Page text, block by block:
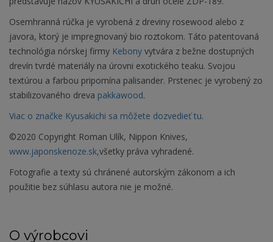
Osemhranná rúčka je vyrobená z dreviny rosewood alebo z
javora, ktorý je impregnovaný bio roztokom. Táto patentovaná
technológia nórskej firmy Kebony vytvára z bežne dostupných
drevín tvrdé materiály na úrovni exotického teaku. Svojou
textúrou a farbou pripomína palisander. Prstenec je vyrobený zo
stabilizovaného dreva pakkawood.
Viac o značke Kyusakichi sa môžete dozvedieť tu.
©2020 Copyright Roman Ulík, Nippon Knives,
www.japonskenoze.sk,všetky práva vyhradené.
Fotografie a texty sú chránené autorským zákonom a ich
použitie bez súhlasu autora nie je možné.
O výrobcovi